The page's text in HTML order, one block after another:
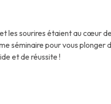
les sourires étaient au cœur
séminaire pour vous plonger
et de réussite !